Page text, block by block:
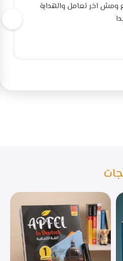
ومش اخر تعامل والهداية